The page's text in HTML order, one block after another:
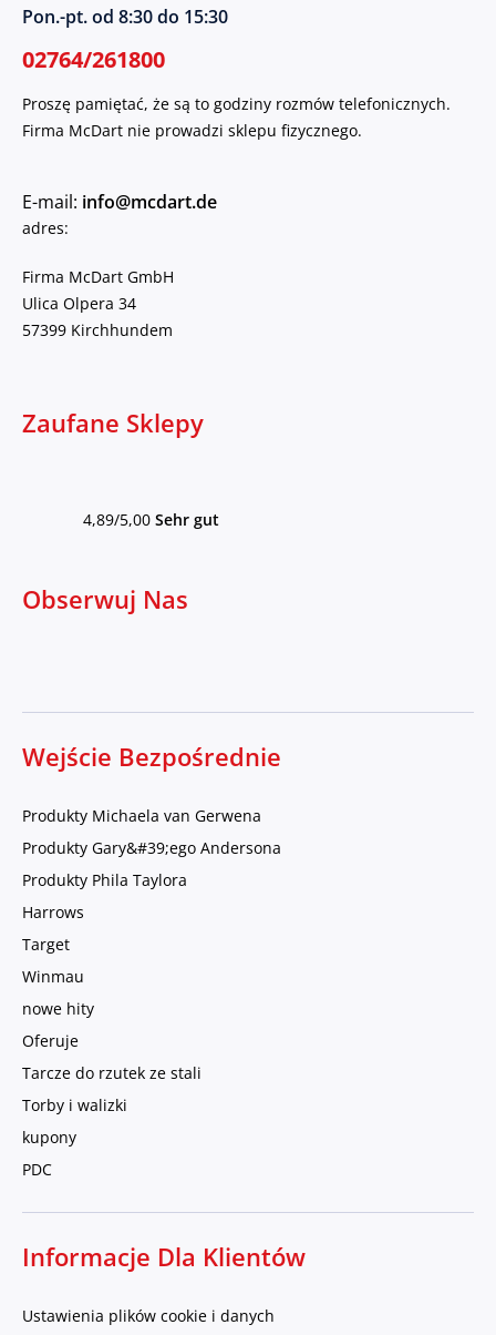
Pon.-pt. od 8:30 do 15:30
02764/261800
Proszę pamiętać, że są to godziny rozmów telefonicznych.
Firma McDart nie prowadzi sklepu fizycznego.
E-mail: info@mcdart.de
adres:
Firma McDart GmbH
Ulica Olpera 34
57399 Kirchhundem
Zaufane Sklepy
4,89/5,00 Sehr gut
Obserwuj Nas
Wejście Bezpośrednie
Produkty Michaela van Gerwena
Produkty Gary&#39;ego Andersona
Produkty Phila Taylora
Harrows
Target
Winmau
nowe hity
Oferuje
Tarcze do rzutek ze stali
Torby i walizki
kupony
PDC
Informacje Dla Klientów
Ustawienia plików cookie i danych